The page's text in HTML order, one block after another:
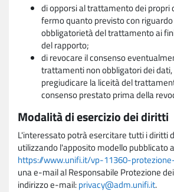
di opporsi al trattamento dei propri
fermo quanto previsto con
obbligatorietà del trattamento ai
del rapporto;
di revocare il consenso
trattamenti non obbligatori dei dati,
pregiudicare la liceità del
consenso prestato prima della
Modalità di esercizio dei diritti
L'interessato potrà esercitare tutti i diritti
utilizzando l'apposito modello pubblicato
https://www.unifi.it/vp-11360-
una e-mail al Responsabile Protezione
indirizzo e-mail:privacy@adm.unifi.it.